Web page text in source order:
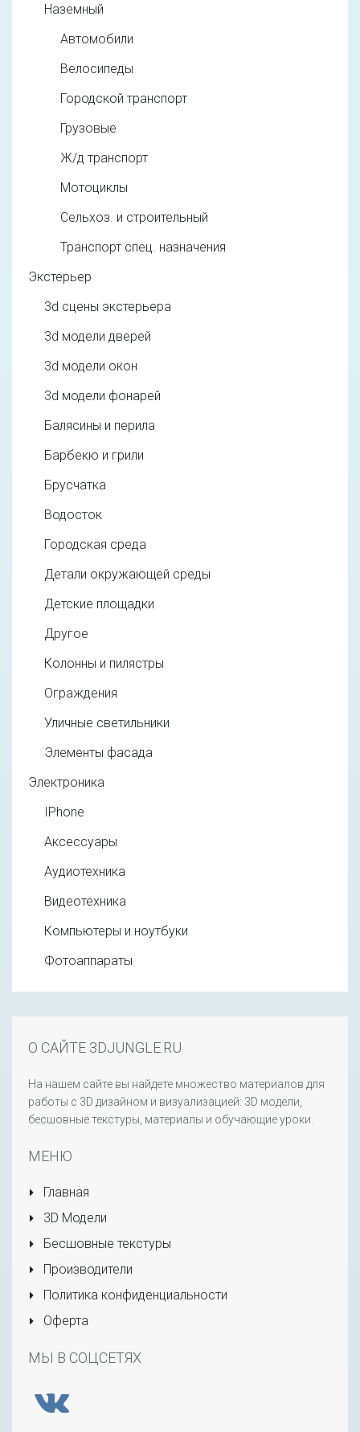
Наземный
Автомобили
Велосипеды
Городской транспорт
Грузовые
Ж/д транспорт
Мотоциклы
Сельхоз. и строительный
Транспорт спец. назначения
Экстерьер
3d cцены экстерьера
3d модели дверей
3d модели окон
3d модели фонарей
Балясины и перила
Барбекю и грили
Брусчатка
Водосток
Городская среда
Детали окружающей среды
Детские площадки
Другое
Колонны и пилястры
Ограждения
Уличные светильники
Элементы фасада
Электроника
IPhone
Аксессуары
Аудиотехника
Видеотехника
Компьютеры и ноутбуки
Фотоаппараты
О САЙТЕ 3DJUNGLE.RU
На нашем сайте вы найдете множество материалов для
работы с 3D дизайном и визуализацией: 3D модели,
бесшовные текстуры, материалы и обучающие уроки.
МЕНЮ
Главная
3D Модели
Бесшовные текстуры
Производители
Политика конфиденциальности
Оферта
МЫ В СОЦСЕТЯХ